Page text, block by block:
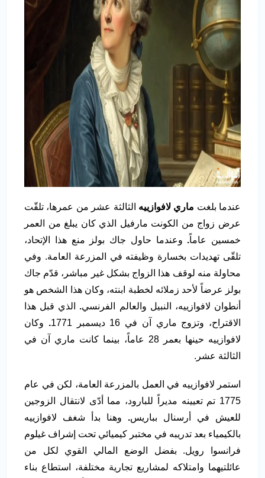
عندما بلغت ماري لافوازييه الثالثة عشر من عمرها، تلقّت
عرض زواج من الكونت مارفيل الذي كان يبلغ من العمر
خمسين عاماً. وعندما حاول جاك بولز منع هذا الإتحاد،
تلقّى تهديدات بخسارة وظيفته في المزرعة العامة. وفي
محاولة منه لوقف هذا الزواج بشكل غير مباشر، قدّم جاك
بولز عرضاً لأحد زملائه لخطبة ابنته، وكان هذا الشخص هو
أنطوان لافوازييه، النبيل والعالم الفرنسي. الذي قبل هذا
الاقتراح، وتزوج ماري آن في 16 ديسمبر 1771
. وكان
لافوازييه حينها بعمر 28 عاماً، بينما كانت ماري آن في
الثالثة عشر.
استمر لافوازييه في العمل بالمزرعة العامة، لكن في عام
1775 تم تعيينه مديراً للبارود، مما أدّى لانتقال الزوجين
للعيش في أرسنال بباريس. وهنا بدأ شغف لافوازييه
بالكيمياء بعد تدريبه في مختبر كيميائي تحت إشراف غيلوم
فرانسوا رويل. بفضل الوضع المالي القوي لكل من
عائلتيهما وامتلاكه لمشاريع تجارية مختلفة، استطاع بناء